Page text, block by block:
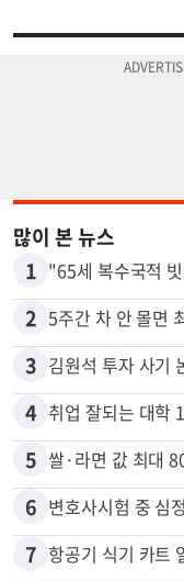
1
2 5주간 차 안 몰면
3 김원석 투자 사기
4 취업 잘되는 대학
5 쌀·라면 값 최대
6 변호사시험 중 심